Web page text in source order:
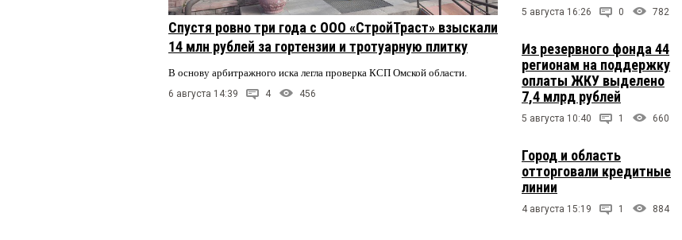
Спустя ровно три года с ООО «СтройТраст» взыскали
14 млн рублей за гортензии и тротуарную плитку
В основу арбитражного иска легла проверка КСП Омской области.
6 августа 14:39 4 456
5 августа 16:26 0 782
Из резервного фонда 44
регионам на поддержку
оплаты ЖКУ выделено
7,4 млрд рублей
5 августа 10:40 1 660
Город и область
отторговали кредитные
линии
4 августа 15:19 1 884